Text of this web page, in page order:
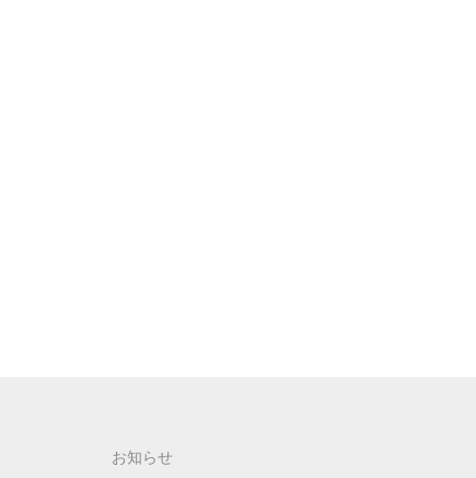
お知らせ